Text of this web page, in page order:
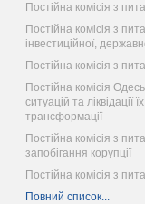
Постійна комісія з
Постійна комісія з
інвестиційної,
Постійна комісія з
Постійна комісія
ситуацій та ліквідації
трансформації
Постійна комісія з
запобігання корупції
Постійна комісія з
Повний список...